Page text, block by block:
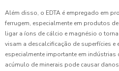
Além disso, o EDTA é empregado em
ferrugem, especialmente em produtos
ligar a íons de cálcio e magnésio o
visam a descalcificação de superfícies e
especialmente importante em
acúmulo de minerais pode causar